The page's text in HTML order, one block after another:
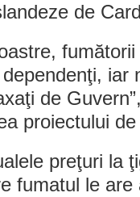
de
iar
de
proiectului
preţuri la
fumatul le are